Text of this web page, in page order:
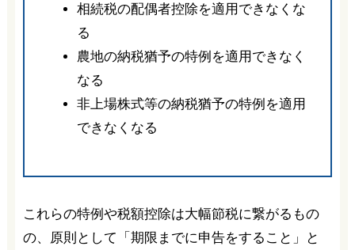
相続税の配偶者控除を適用できなくな
る
農地の納税猶予の特例を適用できなく
なる
非上場株式等の納税猶予の特例を適用
できなくなる
これらの特例や税額控除は大幅節税に繋がるもの
の、原則として「期限までに申告をすること」と